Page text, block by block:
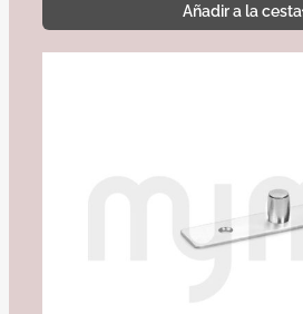
Añadir a la cesta